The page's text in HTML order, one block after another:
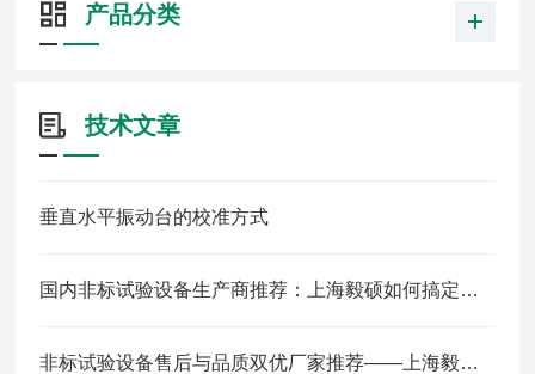
产品分类
技术文章
垂直水平振动台的校准方式
国内非标试验设备生产商推荐：上海毅硕如何搞定新能源/航空/医药复合环境定制
非标试验设备售后与品质双优厂家推荐——上海毅硕服务闭环解析